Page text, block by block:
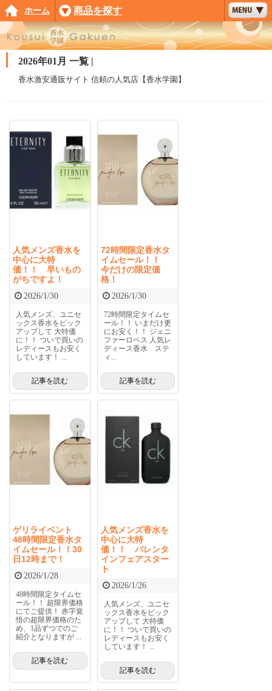
ホーム 商品を探す
2026年01月 一覧 |
香水激安通販サイト 信頼の人気店【香水学園】
人気メンズ香水を
中心に大特
価！！ 早いもの
がちですよ！
2026/1/30
人気メンズ、ユニセ
ックス香水をピック
アップして 大特価
に！！ ついで買いの
レディースもお安く
しています！ ...
記事を読む
72時間限定香水タ
イムセール！！
今だけの限定価
格！
2026/1/30
72時間限定タイムセ
ール！！ いまだけ更
にお安く！！ ジェニ
ファーロペス 人気レ
ディース香水 ステ
ィ...
記事を読む
ゲリライベント
48時間限定香水タ
イムセール！！30
日12時まで！
2026/1/28
48時間限定タイムセ
ール！！ 超限界価格
にてご提供！ 赤字覚
悟の超限界価格のた
め、1品ずつでのご
紹介となりますが ...
記事を読む
人気メンズ香水を
中心に大特
価！！ バレンタ
インフェアスター
ト
2026/1/26
人気メンズ、ユニセ
ックス香水をピック
アップして 大特価
に！！ ついで買いの
レディースもお安く
しています！ ...
記事を読む